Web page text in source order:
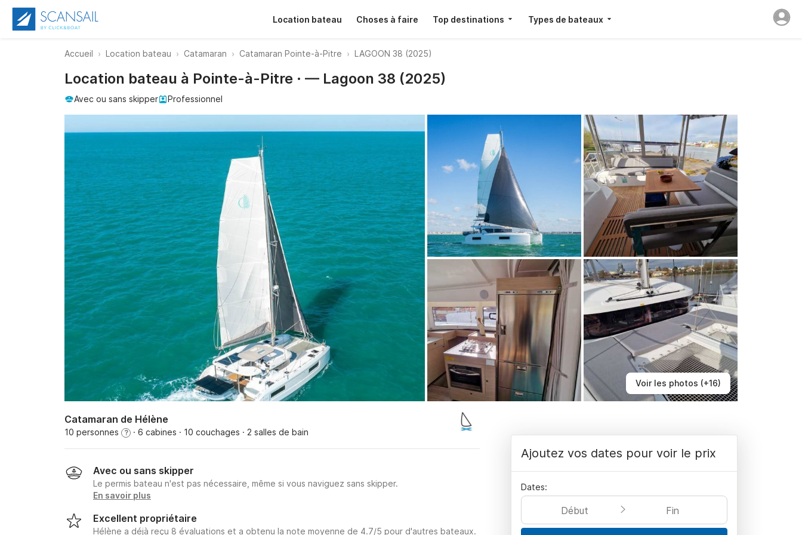
Location bateau Choses à faire Top destinations Types de bateaux
Accueil Location bateau Catamaran Catamaran Pointe-à-Pitre LAGOON 38 (2025)
Voir les photos (+16)
Location bateau à Pointe-à-Pitre · — Lagoon 38 (2025)
Avec ou sans skipper Professionnel
Catamaran de Hélène
10 personnes ? · 6 cabines · 10 couchages · 2 salles de bain
Avec ou sans skipper
Le permis bateau n'est pas nécessaire, même si vous naviguez sans skipper.
En savoir plus
Excellent propriétaire
Hélène a déjà reçu 8 évaluations et a obtenu la note moyenne de 4.7/5 pour d'autres bateaux.
Ajoutez vos dates pour voir le prix
Dates:
Début Fin